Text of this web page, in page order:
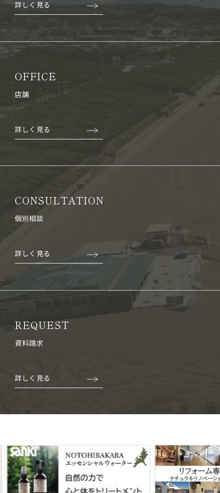
詳しく見る
OFFICE
店舗
詳しく見る
CONSULTATION
個別相談
詳しく見る
REQUEST
資料請求
詳しく見る